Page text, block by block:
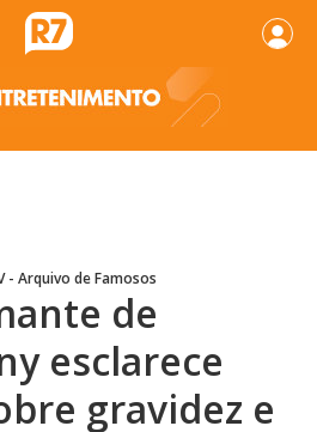
- Arquivo de Famosos
de
esclarece
gravidez e